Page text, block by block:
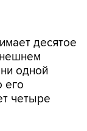
десятое
одной
его
четыре